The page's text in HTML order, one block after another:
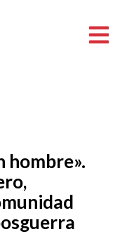
hombre».